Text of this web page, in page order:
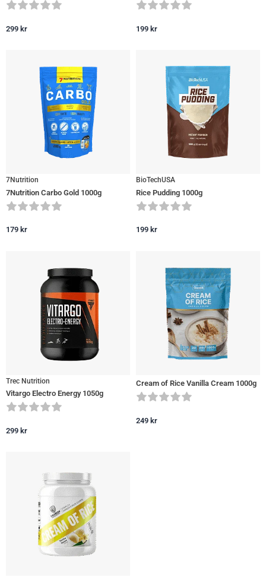
299 kr 199 kr
7Nutrition
7Nutrition Carbo Gold 1000g
179 kr
BioTechUSA
Rice Pudding 1000g
199 kr
Trec Nutrition
Vitargo Electro Energy 1050g
299 kr
Cream of Rice Vanilla Cream 1000g
249 kr